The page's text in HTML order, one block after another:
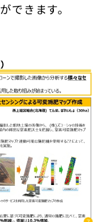
できます。